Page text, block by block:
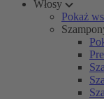
Włosy
Pokaż